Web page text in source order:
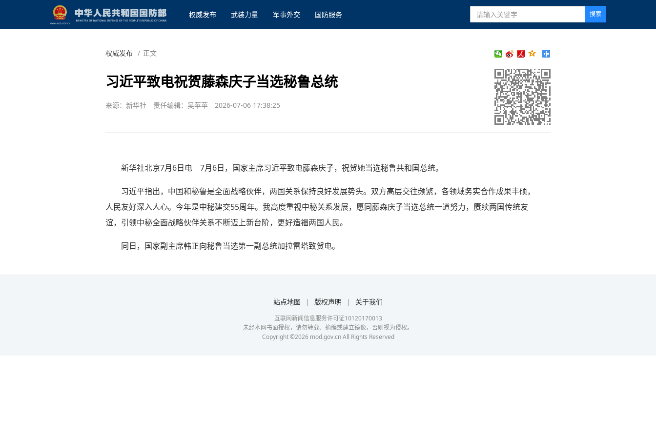
权威发布 武装力量 军事外交 国防服务 搜索
权威发布 / 正文
习近平致电祝贺藤森庆子当选秘鲁总统
来源：新华社 责任编辑：吴苹苹 2026-07-06 17:38:25
新华社北京7月6日电 7月6日，国家主席习近平致电藤森庆子，祝贺她当选秘鲁共和国总统。
习近平指出，中国和秘鲁是全面战略伙伴，两国关系保持良好发展势头。双方高层交往频繁，各领域务实合作成果丰硕，
人民友好深入人心。今年是中秘建交55周年。我高度重视中秘关系发展，愿同藤森庆子当选总统一道努力，赓续两国传统友
谊，引领中秘全面战略伙伴关系不断迈上新台阶，更好造福两国人民。
同日，国家副主席韩正向秘鲁当选第一副总统加拉雷塔致贺电。
站点地图 | 版权声明 | 关于我们
互联网新闻信息服务许可证10120170013
未经本网书面授权，请勿转载、摘编或建立镜像，否则视为侵权。
Copyright ©2026mod.gov.cn All Rights Reserved